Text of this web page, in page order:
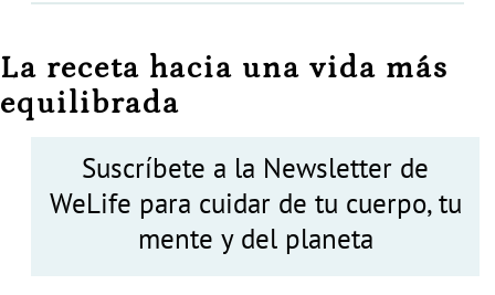
La receta hacia una vida más
equilibrada
Suscríbete a la Newsletter de
WeLife para cuidar de tu cuerpo, tu
mente y del planeta